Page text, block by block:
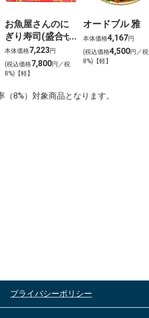
お魚屋さんのに
ぎり寿司(盛合せ
(54貫入)
本体価格7,223円
(税込価格7,800円／税
8%)【軽】
オードブル 雅
本体価格4,167円
(税込価格4,500円／税
8%)【軽】
8%）対象商品となります。
プライバシーポリシー